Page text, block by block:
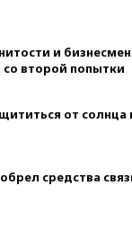
и
со второй попытки
от солнца
средства